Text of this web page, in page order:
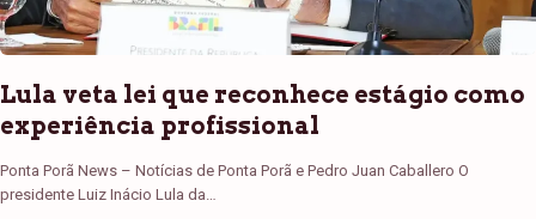
Lula veta lei que reconhece estágio como
experiência profissional
Ponta Porã News – Notícias de Ponta Porã e Pedro Juan Caballero O
presidente Luiz Inácio Lula da…